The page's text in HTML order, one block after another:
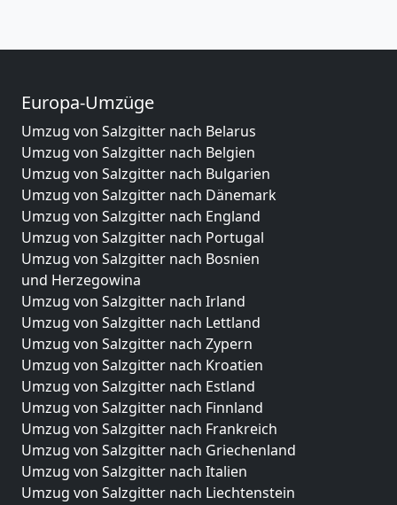
Europa-Umzüge
Umzug von Salzgitter nach Belarus
Umzug von Salzgitter nach Belgien
Umzug von Salzgitter nach Bulgarien
Umzug von Salzgitter nach Dänemark
Umzug von Salzgitter nach England
Umzug von Salzgitter nach Portugal
Umzug von Salzgitter nach Bosnien
und Herzegowina
Umzug von Salzgitter nach Irland
Umzug von Salzgitter nach Lettland
Umzug von Salzgitter nach Zypern
Umzug von Salzgitter nach Kroatien
Umzug von Salzgitter nach Estland
Umzug von Salzgitter nach Finnland
Umzug von Salzgitter nach Frankreich
Umzug von Salzgitter nach Griechenland
Umzug von Salzgitter nach Italien
Umzug von Salzgitter nach Liechtenstein